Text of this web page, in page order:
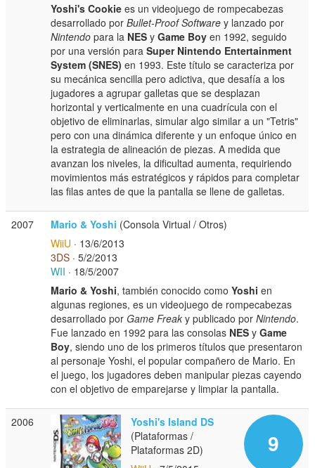
Yoshi's Cookie es un videojuego de rompecabezas
desarrollado porBullet-Proof Software y lanzado por
Nintendo para la NES yGame Boy en 1992, seguido
por una versión paraSuper Nintendo Entertainment
System (SNES) en 1993. Este título se caracteriza por
su mecánica sencilla pero adictiva, que desafía a los
jugadores a agrupar galletas que se desplazan
horizontal y verticalmente en una cuadrícula con el
objetivo de eliminarlas, simular algo similar a un "Tetris"
pero con una dinámica diferente y un enfoque único en
la estrategia de alineación de piezas. A medida que
avanzan los niveles, la dificultad aumenta, requiriendo
movimientos más estratégicos y rápidos para completar
las filas antes de que la pantalla se llene de galletas.
2007 Mario & Yoshi (Consola Virtual / Otros)
WiiU · 13/6/2013
3DS · 5/2/2013
WII · 18/5/2007
Mario & Yoshi, también conocido comoYoshi en
algunas regiones, es un videojuego de rompecabezas
desarrollado porGame Freak y publicado porNintendo.
Fue lanzado en 1992 para las consolas NES yGame
Boy, siendo uno de los primeros títulos que presentaron
al personaje Yoshi, el popular compañero de Mario. En
el juego, los jugadores deben manipular piezas cayendo
con el objetivo de emparejarse y limpiar la pantalla.
2006
9
Yoshi's Island DS
(Plataformas /
Plataformas 2D)